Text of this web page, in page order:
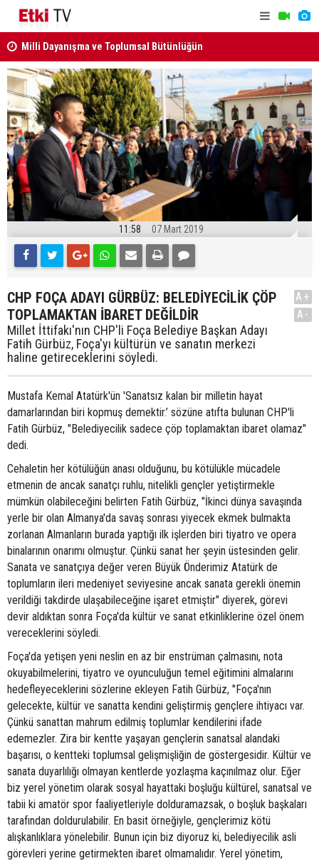
kabul edildi
KURUL KARARLARI RESMİ GAZETE'DE..
11:58 07 Mart 2019
CHP FOÇA ADAYI GÜRBÜZ: BELEDİYECİLİK ÇÖP
TOPLAMAKTAN İBARET DEĞİLDİR
Millet İttifakı'nın CHP'li Foça Belediye Başkan Adayı
Fatih Gürbüz, Foça'yı kültürün ve sanatın merkezi
haline getireceklerini söyledi.
A+
A-
Mustafa Kemal Atatürk'ün 'Sanatsız kalan bir milletin hayat
damarlarından biri kopmuş demektir.’ sözüne atıfta bulunan CHP'li
Fatih Gürbüz, "Belediyecilik sadece çöp toplamaktan ibaret olamaz"
dedi.
Cehaletin her kötülüğün anası olduğunu, bu kötülükle mücadele
etmenin de ancak sanatçı ruhlu, nitelikli gençler yetiştirmekle
mümkün olabileceğini belirten Fatih Gürbüz, "İkinci dünya savaşında
yerle bir olan Almanya'da savaş sonrası yiyecek ekmek bulmakta
zorlanan Almanların burada yaptığı ilk işlerden biri tiyatro ve opera
binalarının onarımı olmuştur. Çünkü sanat her şeyin üstesinden gelir.
Sanata ve sanatçıya değer veren Büyük Önderimiz Atatürk de
toplumların ileri medeniyet seviyesine ancak sanata gerekli önemin
verildiği takdirde ulaşabileceğine işaret etmiştir" diyerek, görevi
devir aldıktan sonra Foça'da kültür ve sanat etkinliklerine özel önem
vereceklerini söyledi.
Foça'da yetişen yeni neslin en az bir enstrüman çalmasını, nota
okuyabilmelerini, tiyatro ve oyunculuğun temel eğitimini almalarını
hedefleyeceklerini sözlerine ekleyen Fatih Gürbüz, "Foça'nın
gelecekte, kültür ve sanatta kendini geliştirmiş gençlere ihtiyacı var.
Çünkü sanattan mahrum edilmiş toplumlar kendilerini ifade
edemezler. Zira bir kentte yaşayan gençlerin sanatsal alandaki
başarısı, o kentteki toplumsal gelişmişliğin de göstergesidir. Kültür ve
sanata duyarlılığı olmayan kentlerde yozlaşma kaçınılmaz olur. Eğer
biz yerel yönetim olarak sosyal hayattaki boşluğu kültürel, sanatsal ve
tabii ki amatör spor faaliyetleriyle dolduramazsak, o boşluk başkaları
tarafından doldurulabilir. En basit örneğiyle, gençlerimiz kötü
alışkanlıklara yönelebilir. Bunun için biz diyoruz ki, belediyecilik asli
görevleri yerine getirmekten ibaret olmamalıdır. Yerel yönetim,